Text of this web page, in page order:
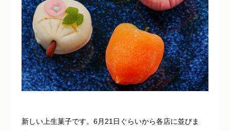
新しい上生菓子です。6月21日ぐらいから各店に並びま